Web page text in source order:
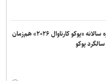
آغاز جشنواره سالانه «پوکو کارناوال ۲۰۲۶» هم‌زمان
پوکو